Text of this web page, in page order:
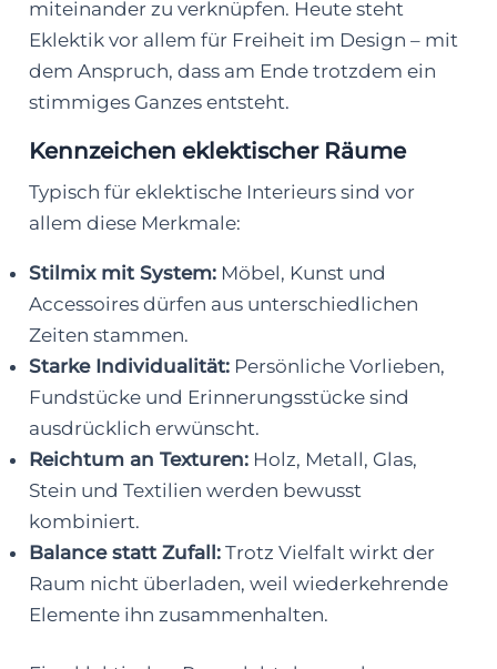
miteinander zu verknüpfen. Heute steht
Eklektik vor allem für Freiheit im Design – mit
dem Anspruch, dass am Ende trotzdem ein
stimmiges Ganzes entsteht.
Kennzeichen eklektischer Räume
Typisch für eklektische Interieurs sind vor
allem diese Merkmale:
Stilmix mit System: Möbel, Kunst und
Accessoires dürfen aus unterschiedlichen
Zeiten stammen.
Starke Individualität: Persönliche Vorlieben,
Fundstücke und Erinnerungsstücke sind
ausdrücklich erwünscht.
Reichtum an Texturen: Holz, Metall, Glas,
Stein und Textilien werden bewusst
kombiniert.
Balance statt Zufall: Trotz Vielfalt wirkt der
Raum nicht überladen, weil wiederkehrende
Elemente ihn zusammenhalten.